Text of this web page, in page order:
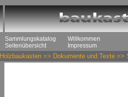
Sammlungskatalog
Seitenübersicht
Willkommen
Impressum
Holzbaukasten => Dokumente und Texte =>